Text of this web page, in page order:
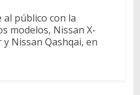
público con la
modelos, Nissan X-
Nissan Qashqai, en